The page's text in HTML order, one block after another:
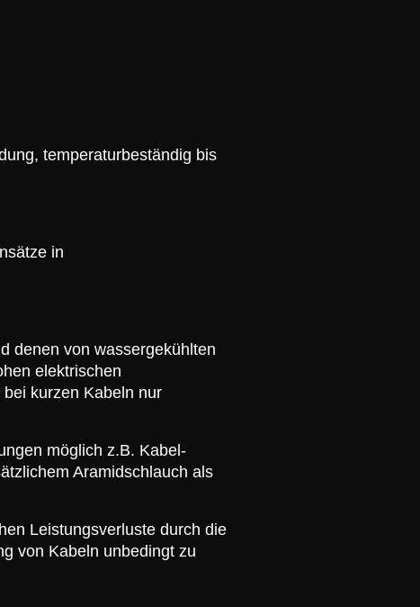
temperaturbeständig bis
in
denen von wassergekühlten
elektrischen
kurzen Kabeln nur
möglich z.B. Kabel-
Aramidschlauch als
Leistungsverluste durch die
von Kabeln unbedingt zu